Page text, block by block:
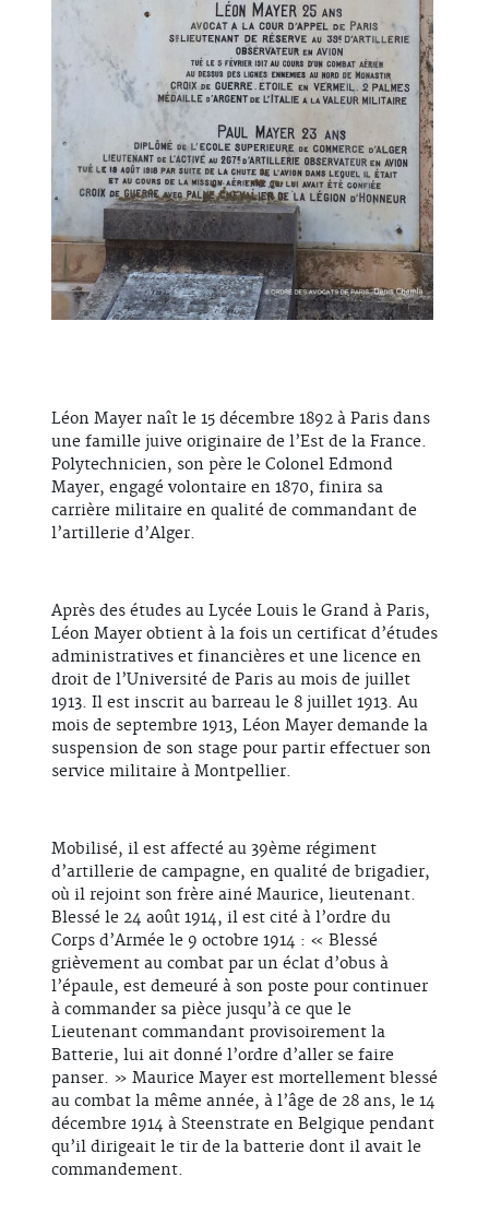
Léon Mayer naît le 15 décembre 1892 à Paris dans
une famille juive originaire de l’Est de la France.
Polytechnicien, son père le Colonel Edmond
Mayer, engagé volontaire en 1870, finira sa
carrière militaire en qualité de commandant de
l’artillerie d’Alger.
Après des études au Lycée Louis le Grand à Paris,
Léon Mayer obtient à la fois un certificat d’études
administratives et financières et une licence en
droit de l’Université de Paris au mois de juillet
1913. Il est inscrit au barreau le 8 juillet 1913. Au
mois de septembre 1913, Léon Mayer demande la
suspension de son stage pour partir effectuer son
service militaire à Montpellier.
Mobilisé, il est affecté au 39ème régiment
d’artillerie de campagne, en qualité de brigadier,
où il rejoint son frère ainé Maurice, lieutenant.
Blessé le 24 août 1914, il est cité à l’ordre du
Corps d’Armée le 9 octobre 1914 : « Blessé
grièvement au combat par un éclat d’obus à
l’épaule, est demeuré à son poste pour continuer
à commander sa pièce jusqu’à ce que le
Lieutenant commandant provisoirement la
Batterie, lui ait donné l’ordre d’aller se faire
panser. » Maurice Mayer est mortellement blessé
au combat la même année, à l’âge de 28 ans, le 14
décembre 1914 à Steenstrate en Belgique pendant
qu’il dirigeait le tir de la batterie dont il avait le
commandement.